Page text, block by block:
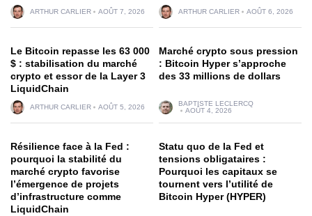
ARTHUR CARLIER AOÛT 7, 2026 ARTHUR CARLIER AOÛT 6, 2026
Le Bitcoin repasse les 63 000
$ : stabilisation du marché
crypto et essor de la Layer 3
LiquidChain
ARTHUR CARLIER AOÛT 5, 2026
Marché crypto sous pression
: Bitcoin Hyper s’approche
des 33 millions de dollars
BAPTISTE LECLERCQ
AOÛT 4, 2026
Résilience face à la Fed :
pourquoi la stabilité du
marché crypto favorise
l’émergence de projets
d’infrastructure comme
LiquidChain
Statu quo de la Fed et
tensions obligataires :
Pourquoi les capitaux se
tournent vers l’utilité de
Bitcoin Hyper (HYPER)